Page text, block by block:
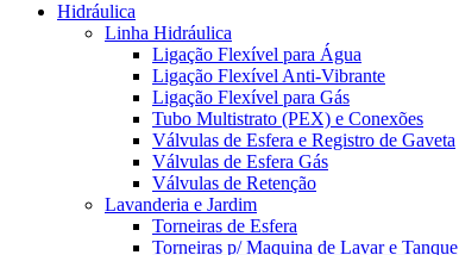
Hidráulica
Linha Hidráulica
Ligação Flexível para Água
Ligação Flexível Anti-Vibrante
Ligação Flexível para Gás
Tubo Multistrato (PEX) e Conexões
Válvulas de Esfera e Registro de Gaveta
Válvulas de Esfera Gás
Válvulas de Retenção
Lavanderia e Jardim
Torneiras de Esfera
Torneiras p/ Maquina de Lavar e Tanque